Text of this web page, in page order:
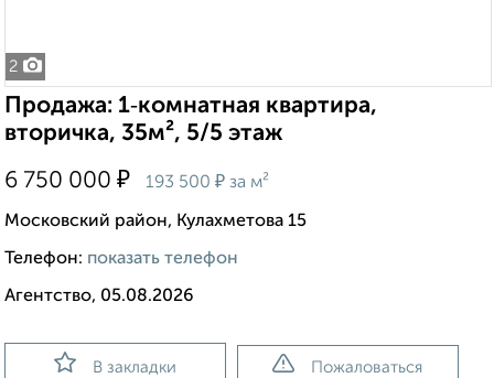
2
Продажа: 1‑комнатная квартира,
вторичка, 35м², 5/5 этаж
6 750 000 ₽ 193 500 ₽ за м²
Московский район, Кулахметова 15
Телефон: показать телефон
Агентство, 05.08.2026
В закладки Пожаловаться